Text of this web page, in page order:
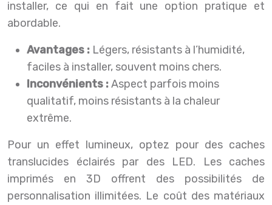
installer, ce qui en fait une option pratique et
abordable.
Avantages : Légers, résistants à l’humidité,
faciles à installer, souvent moins chers.
Inconvénients :Aspect parfois moins
qualitatif, moins résistants à la chaleur
extrême.
Pour un effet lumineux, optez pour des caches
translucides éclairés par des LED. Les caches
imprimés en 3D offrent des possibilités de
personnalisation illimitées. Le coût des matériaux